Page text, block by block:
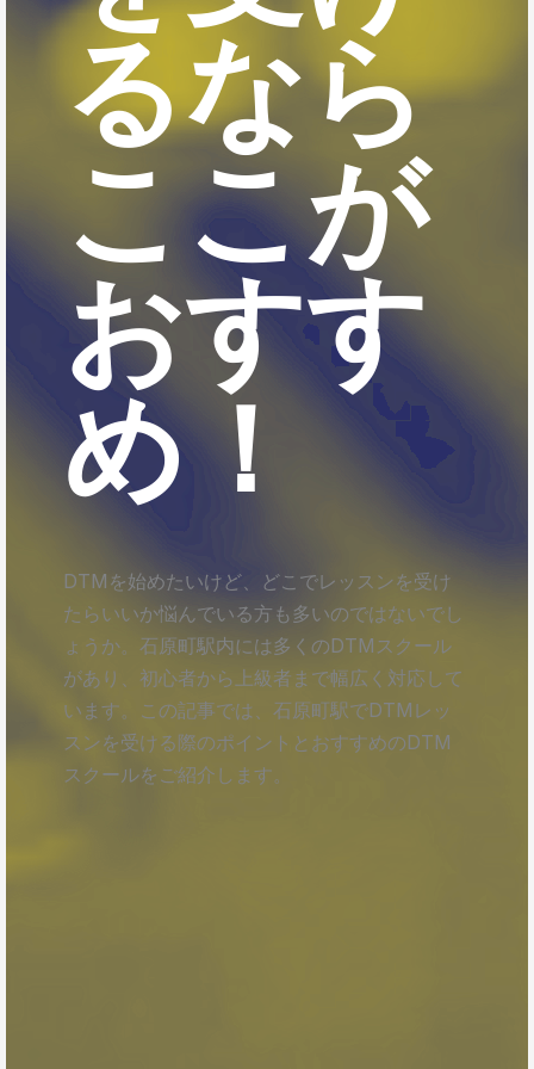
るなら
ここが
おすす
め！
DTMを始めたいけど、どこでレッスンを受け
たらいいか悩んでいる方も多いのではないでし
ょうか。石原町駅内には多くのDTMスクール
があり、初心者から上級者まで幅広く対応して
います。この記事では、石原町駅でDTMレッ
スンを受ける際のポイントとおすすめのDTM
スクールをご紹介します。